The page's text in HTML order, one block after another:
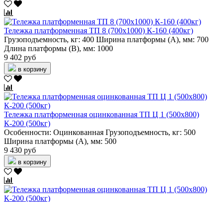
Тележка платформенная ТП 8 (700х1000) К-160 (400кг)
Грузоподъемность, кг: 400 Ширина платформы (А), мм: 700
Длина платформы (В), мм: 1000
9 402 руб
в корзину
Тележка платформенная оцинкованная ТП Ц 1 (500х800)
К-200 (500кг)
Особенности: Оцинкованная Грузоподъемность, кг: 500
Ширина платформы (А), мм: 500
9 430 руб
в корзину